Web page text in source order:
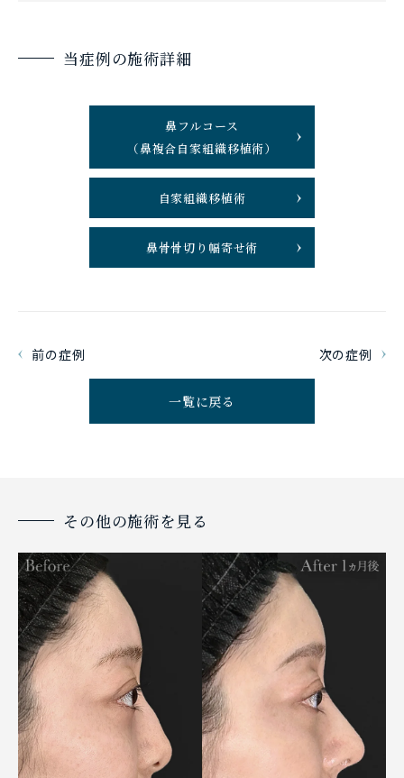
当症例の施術詳細
鼻フルコース
（鼻複合自家組織移植術）
自家組織移植術
鼻骨骨切り幅寄せ術
前の症例 次の症例
一覧に戻る
その他の施術を見る